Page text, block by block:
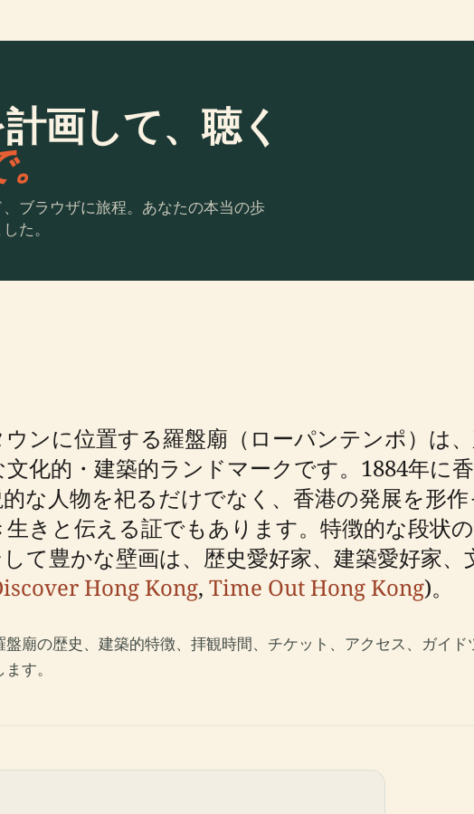
画して、聴く
ブラウザに旅程。あなたの本当の歩
た。
ンに位置する羅盤廟（ローパンテンポ）は
化的・建築的ランドマークです。1884年に
な人物を祀るだけでなく、香港の発展を形
きと伝える証でもあります。特徴的な段状
て豊かな壁画は、歴史愛好家、建築愛好家
Hong Kong, Time Out Hong Kong)。
廟の歴史、建築的特徴、拝観時間、チケット、アクセス、ガイ
す。